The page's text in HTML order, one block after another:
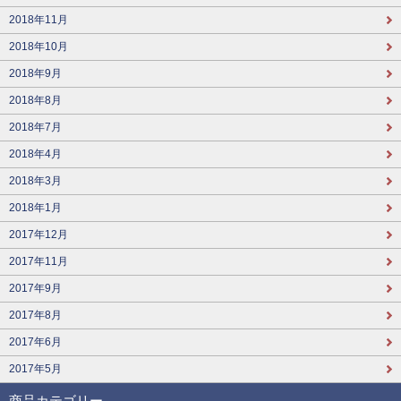
2018年11月
2018年10月
2018年9月
2018年8月
2018年7月
2018年4月
2018年3月
2018年1月
2017年12月
2017年11月
2017年9月
2017年8月
2017年6月
2017年5月